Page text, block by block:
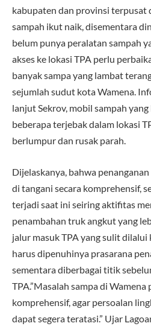
kabupaten dan provinsi terpusat
sampah ikut naik, disementara
belum punya peralatan sampah
akses ke lokasi TPA perlu
banyak sampa yang lambat
sejumlah sudut kota Wamena.
lanjut Sekrov, mobil sampah
beberapa terjebak dalam lokasi
berlumpur dan rusak parah.
Dijelaskanya, bahwa
di tangani secara komprehensif,
terjadi saat ini seiring aktifitas
penambahan truk angkut yang
jalur masuk TPA yang sulit dilalui
harus dipenuhinya prasarana
sementara diberbagai titik
TPA.”Masalah sampa di
komprehensif, agar persoalan
dapat segera teratasi.” Ujar